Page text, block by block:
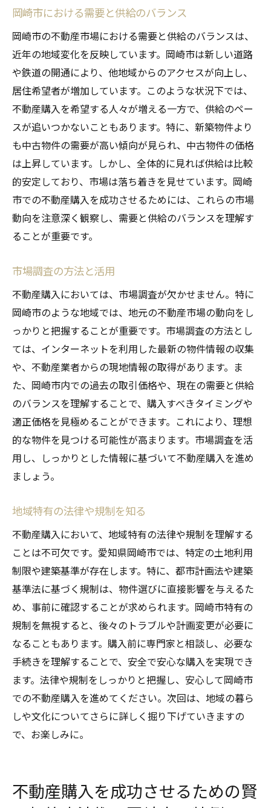
岡崎市における需要と供給のバランス
岡崎市の不動産市場における需要と供給のバランスは、
近年の地域変化を反映しています。岡崎市は新しい道路
や鉄道の開通により、他地域からのアクセスが向上し、
居住希望者が増加しています。このような状況下では、
不動産購入を希望する人々が増える一方で、供給のペー
スが追いつかないこともあります。特に、新築物件より
も中古物件の需要が高い傾向が見られ、中古物件の価格
は上昇しています。しかし、全体的に見れば供給は比較
的安定しており、市場は落ち着きを見せています。岡崎
市での不動産購入を成功させるためには、これらの市場
動向を注意深く観察し、需要と供給のバランスを理解す
ることが重要です。
市場調査の方法と活用
不動産購入においては、市場調査が欠かせません。特に
岡崎市のような地域では、地元の不動産市場の動向をし
っかりと把握することが重要です。市場調査の方法とし
ては、インターネットを利用した最新の物件情報の収集
や、不動産業者からの現地情報の取得があります。ま
た、岡崎市内での過去の取引価格や、現在の需要と供給
のバランスを理解することで、購入すべきタイミングや
適正価格を見極めることができます。これにより、理想
的な物件を見つける可能性が高まります。市場調査を活
用し、しっかりとした情報に基づいて不動産購入を進め
ましょう。
地域特有の法律や規制を知る
不動産購入において、地域特有の法律や規制を理解する
ことは不可欠です。愛知県岡崎市では、特定の土地利用
制限や建築基準が存在します。特に、都市計画法や建築
基準法に基づく規制は、物件選びに直接影響を与えるた
め、事前に確認することが求められます。岡崎市特有の
規制を無視すると、後々のトラブルや計画変更が必要に
なることもあります。購入前に専門家と相談し、必要な
手続きを理解することで、安全で安心な購入を実現でき
ます。法律や規制をしっかりと把握し、安心して岡崎市
での不動産購入を進めてください。次回は、地域の暮ら
しや文化についてさらに詳しく掘り下げていきますの
で、お楽しみに。
不動産購入を成功させるための賢